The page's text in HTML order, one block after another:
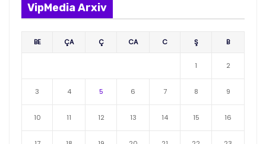
VipMedia Arxiv
BE ÇA Ç CA C Ş B
1 2
3 4 5 6 7 8 9
10 11 12 13 14 15 16